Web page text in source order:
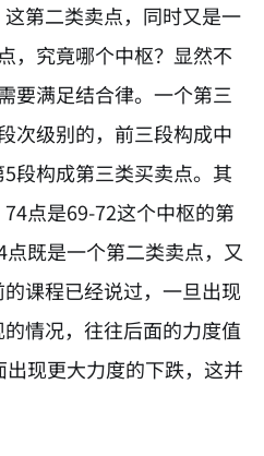
第二类卖点，同时又是一
，究竟哪个中枢？显然不
要满足结合律。一个第三
次级别的，前三段构成中
段构成第三类买卖点。其
点是69-72这个中枢的第
既是一个第二类卖点，又
课程已经说过，一旦出现
情况，往往后面的力度值
现更大力度的下跌，这并